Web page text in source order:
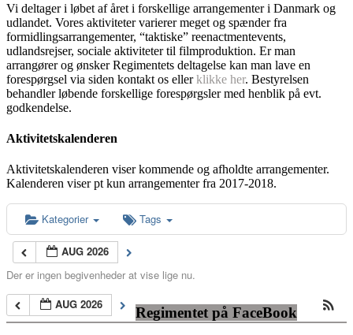
Vi deltager i løbet af året i forskellige arrangementer i Danmark og
udlandet. Vores aktiviteter varierer meget og spænder fra
formidlingsarrangementer, “taktiske” reenactmentevents,
udlandsrejser, sociale aktiviteter til filmproduktion. Er man
arrangører og ønsker Regimentets deltagelse kan man lave en
forespørgsel via siden kontakt os ellerklikke her. Bestyrelsen
behandler løbende forskellige forespørgsler med henblik på evt.
godkendelse.
Aktivitetskalenderen
Aktivitetskalenderen viser kommende og afholdte arrangementer.
Kalenderen viser pt kun arrangementer fra 2017-2018.
Kategorier Tags
AUG 2026
Der er ingen begivenheder at vise lige nu.
AUG 2026
Regimentet på FaceBook